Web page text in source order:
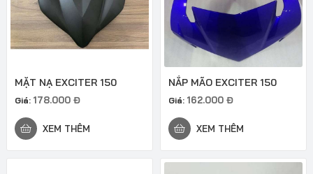
MẶT NẠ EXCITER 150
Giá: 178.000 Đ
XEM THÊM
NẮP MÃO EXCITER 150
Giá: 162.000 Đ
XEM THÊM